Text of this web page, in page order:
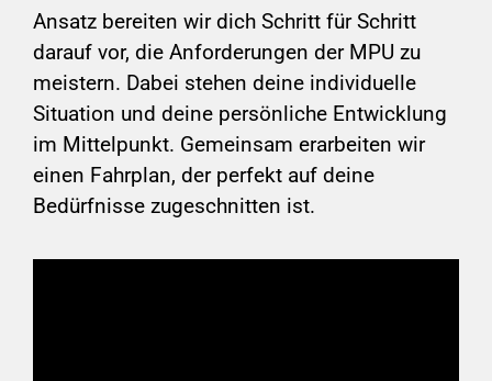
Ansatz bereiten wir dich Schritt für Schritt
darauf vor, die Anforderungen der MPU zu
meistern. Dabei stehen deine individuelle
Situation und deine persönliche Entwicklung
im Mittelpunkt. Gemeinsam erarbeiten wir
einen Fahrplan, der perfekt auf deine
Bedürfnisse zugeschnitten ist.